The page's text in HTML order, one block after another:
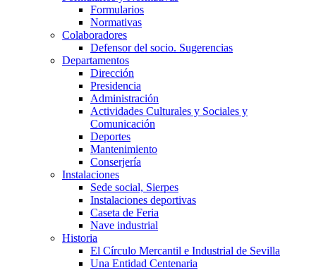
Formularios
Normativas
Colaboradores
Defensor del socio. Sugerencias
Departamentos
Dirección
Presidencia
Administración
Actividades Culturales y Sociales y
Comunicación
Deportes
Mantenimiento
Conserjería
Instalaciones
Sede social, Sierpes
Instalaciones deportivas
Caseta de Feria
Nave industrial
Historia
El Círculo Mercantil e Industrial de Sevilla
Una Entidad Centenaria